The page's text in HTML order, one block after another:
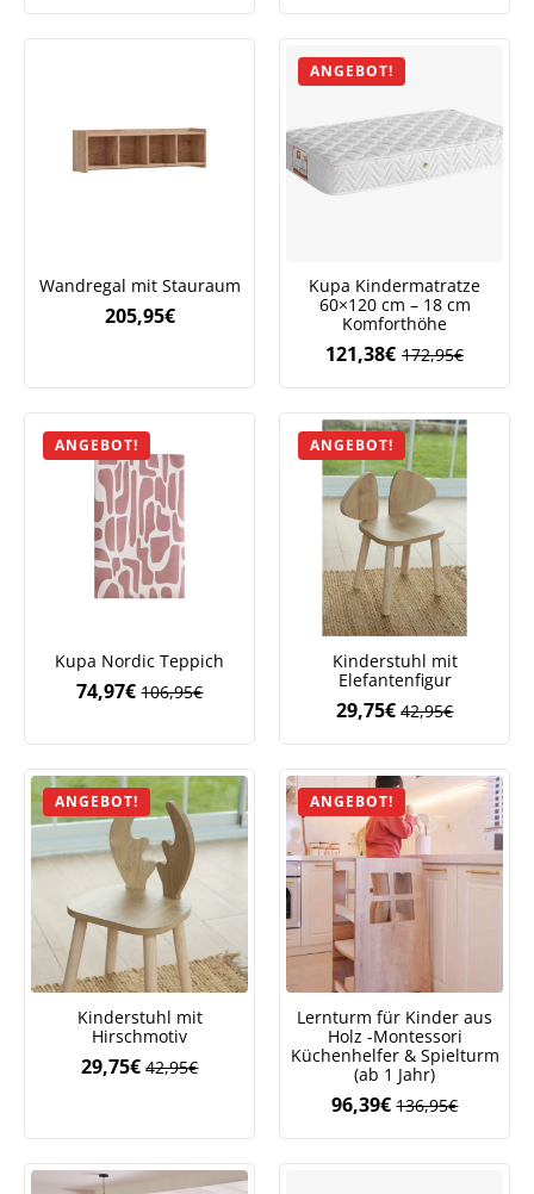
Wandregal mit Stauraum
205,95€
ANGEBOT!
Kupa Kindermatratze
60×120 cm – 18 cm
Komforthöhe
172,95€
Preis
war:
172,95€
121,38€Aktueller
Preis
ist:
121,38€.
ANGEBOT!
Kupa Nordic Teppich
106,95€
Ursprünglicher
war:
106,95€
74,97€ Aktueller
ist:
74,97€.
ANGEBOT!
Kinderstuhl mit
Elefantenfigur
42,95€
Preis
war:
42,95€
29,75€Aktueller
Preis
ist:
29,75€.
ANGEBOT!
Kinderstuhl mit
Hirschmotiv
42,95€
Ursprünglicher
42,95€
29,75€Aktueller
29,75€.
ANGEBOT!
Lernturm für Kinder aus
Holz -Montessori
Küchenhelfer & Spielturm
(ab 1 Jahr)
136,95€
Preis
war:
96,39€ Aktueller
Preis
ist:
Jetzt5% Rabatt